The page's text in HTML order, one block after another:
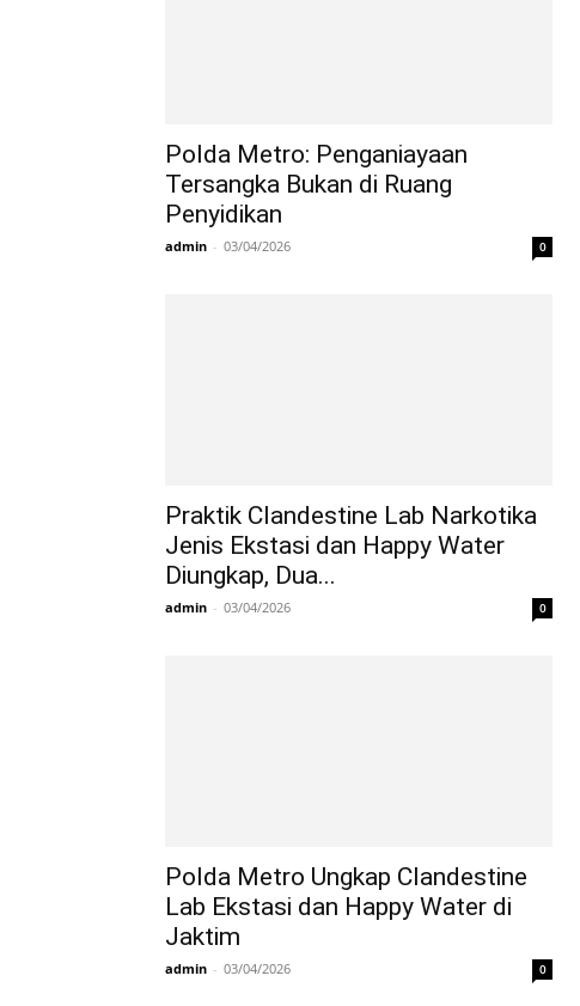
Polda Metro: Penganiayaan
Tersangka Bukan di Ruang
Penyidikan
admin - 03/04/2026 0
Praktik Clandestine Lab Narkotika
Jenis Ekstasi dan Happy Water
Diungkap, Dua...
admin - 03/04/2026 0
Polda Metro Ungkap Clandestine
Lab Ekstasi dan Happy Water di
Jaktim
admin - 03/04/2026 0